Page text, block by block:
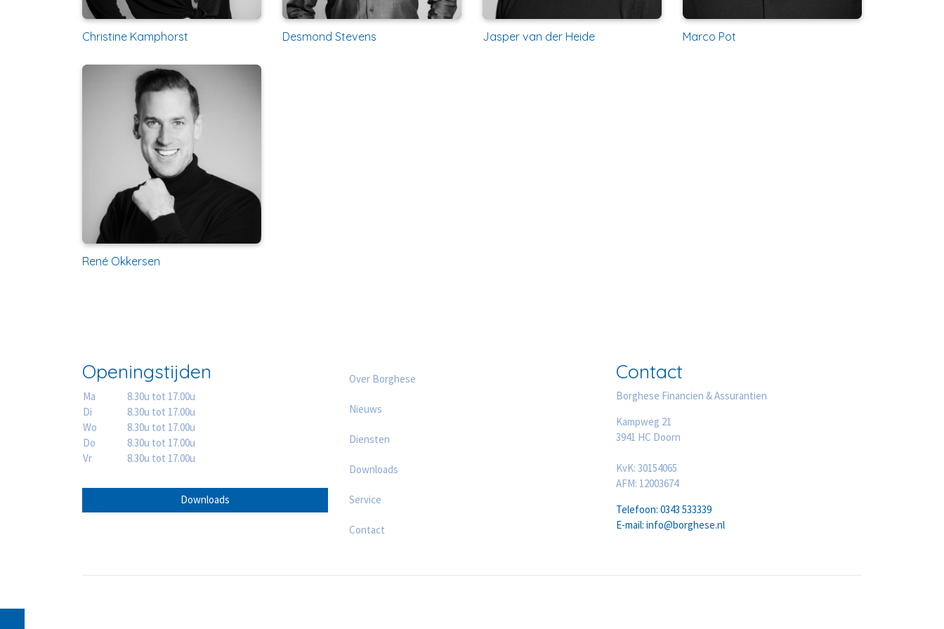
Christine Kamphorst Desmond Stevens Jasper van der Heide Marco Pot
René Okkersen
Openingstijden
Ma
Di
Wo
Do
Vr
8.30u tot 17.00u
8.30u tot 17.00u
8.30u tot 17.00u
8.30u tot 17.00u
8.30u tot 17.00u
Downloads
Over Borghese
Nieuws
Diensten
Downloads
Service
Contact
Contact
Borghese Financien & Assurantien
Kampweg 21
3941 HC Doorn
KvK: 30154065
AFM: 12003674
Telefoon: 0343 533339
E-mail: info@borghese.nl